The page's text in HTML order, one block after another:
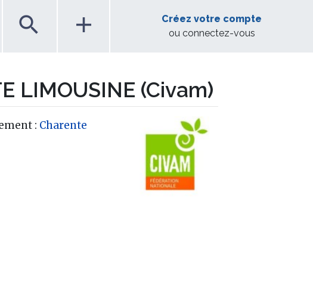
search add
Créez votre compte
ou connectez-vous
LIMOUSINE (Civam)
: Charente